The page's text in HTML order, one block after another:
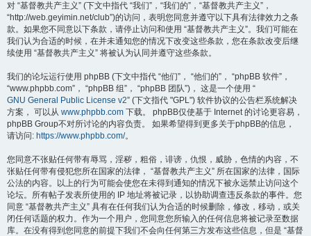
对 “基督教共产主义” (下文中指代 “我们”，“我们的”，“基督教共产主义”，
“http://web.geyimin.net/club”)的访问，表明您同意并遵守以下具有法律效力之条
款。如果您不同意以下条款，请停止访问和使用 “基督教共产主义”。我们可能在
我们认为合适的时候，在并未通知您的情况下改变这些条款，您在条款改变后继
续使用 “基督教共产主义” 将被认为认同并遵守这些条款。
我们的论坛运行使用 phpBB (下文中指代 “他们”， “他们的”， “phpBB 软件”，
“www.phpbb.com”， “phpBB 组”， “phpBB 团队”)， 这是一个使用 “
GNU General Public License v2” (下文指代 "GPL") 软件协议的公告栏系统解决
方案， 可以从 www.phpbb.com 下载。 phpBB仅使基于 Internet 的讨论更容易，
phpBB Group不对所讨论的内容负责。 如果希望得到更多关于phpBB的信息，
请访问: https://www.phpbb.com/。
您同意不张贴任何带有辱骂，淫秽，粗俗，诽谤，仇恨，威胁，色情的内容，不
张贴任何带有侵犯您所在国家的法律， “基督教共产主义” 所在国家的法律，国际
公法的内容。以上的行为可能会使您在未得到通知的情况下被永远禁止访问这个
论坛。所有帖子发表所使用的 IP 地址将被记录，以协助调查违反条款的事件。您
同意 “基督教共产主义” 具有在任何我们认为合适的时候删除，修改，移动，或关
闭任何话题的权力。作为一个用户，您同意您所输入的任何信息将被记录至数据
库。在没有得到您同意的前提下我们不会向任何第三方发布这些信息，但是 “基督